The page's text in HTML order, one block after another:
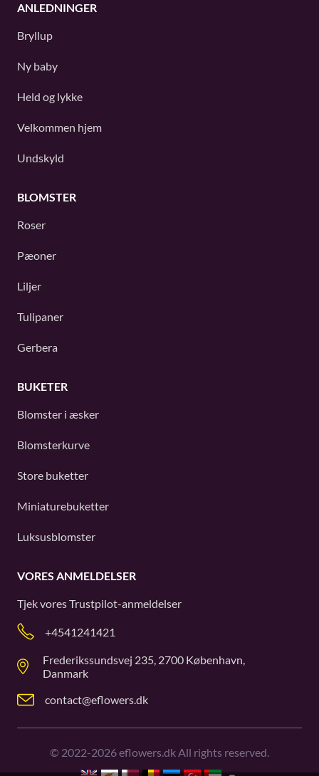
ANLEDNINGER
Bryllup
Ny baby
Held og lykke
Velkommen hjem
Undskyld
BLOMSTER
Roser
Pæoner
Liljer
Tulipaner
Gerbera
BUKETER
Blomster i æsker
Blomsterkurve
Store buketter
Miniaturebuketter
Luksusblomster
VORES ANMELDELSER
Tjek voresTrustpilot-anmeldelser
+4541241421
Frederikssundsvej 235, 2700 København,
Danmark
contact@eflowers.dk
© 2022-2026eflowers.dk All rights reserved.